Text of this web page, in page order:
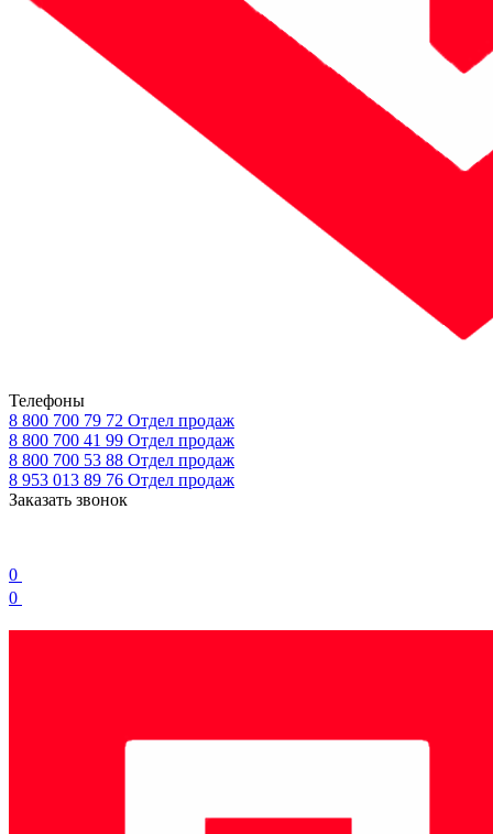
Телефоны
8 800 700 79 72 Отдел продаж
8 800 700 41 99 Отдел продаж
8 800 700 53 88 Отдел продаж
8 953 013 89 76 Отдел продаж
Заказать звонок
0
0